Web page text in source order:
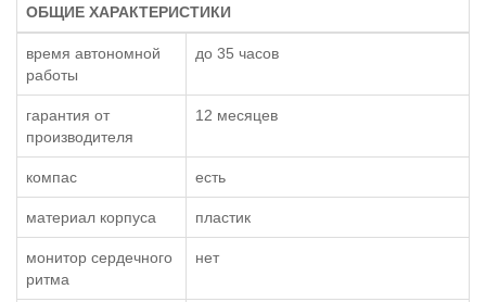
ОБЩИЕ ХАРАКТЕРИСТИКИ
время автономной
работы
до 35 часов
гарантия от
производителя
12 месяцев
компас есть
материал корпуса пластик
монитор сердечного
ритма
нет